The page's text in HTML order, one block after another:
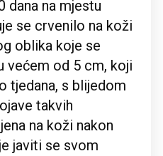
dana na mjestu
se crvenilo na koži
oblika koje se
većem od 5 cm, koji
tjedana, s blijedom
takvih
na koži nakon
javiti se svom